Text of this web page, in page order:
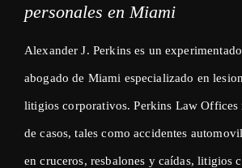
personales en Miami
Alexander J. Perkins es un
abogado de Miami especializado en
litigios corporativos. Perkins Law Offices
de casos, tales como accidentes
en cruceros, resbalones y caídas, litigios